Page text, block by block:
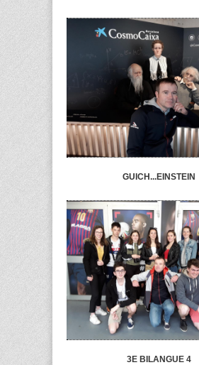
GUICH...EINSTEIN
3E BILANGUE 4